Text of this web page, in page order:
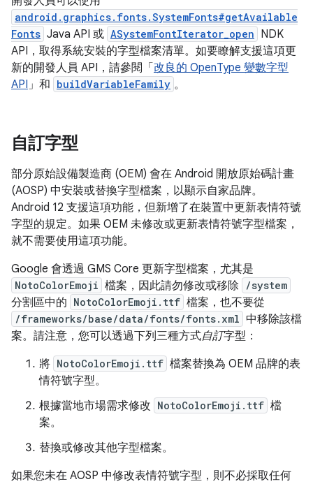
android.graphics.fonts.SystemFonts#getAvailable
Fonts Java API 或 ASystemFontIterator_open NDK
API，取得系統安裝的字型檔案清單。如要瞭解支援這項更
新的開發人員 API，請參閱「 改良的 OpenType 變數字型
API」和 buildVariableFamily 。
自訂字型
部分原始設備製造商 (OEM) 會在 Android 開放原始碼計畫
(AOSP) 中安裝或替換字型檔案，以顯示自家品牌。
Android 12 支援這項功能，但新增了在裝置中更新表情符號
字型的規定。如果 OEM 未修改或更新表情符號字型檔案，
就不需要使用這項功能。
Google 會透過 GMS Core 更新字型檔案，尤其是
NotoColorEmoji 檔案，因此請勿修改或移除 /system
分割區中的 NotoColorEmoji.ttf 檔案，也不要從
/frameworks/base/data/fonts/fonts.xml 中移除該檔
案。請注意，您可以透過下列三種方式自訂字型：
將 NotoColorEmoji.ttf 檔案替換為 OEM 品牌的表
情符號字型。
根據當地市場需求修改 NotoColorEmoji.ttf 檔
案。
替換或修改其他字型檔案。
如果您未在 AOSP 中修改表情符號字型，則不必採取任何